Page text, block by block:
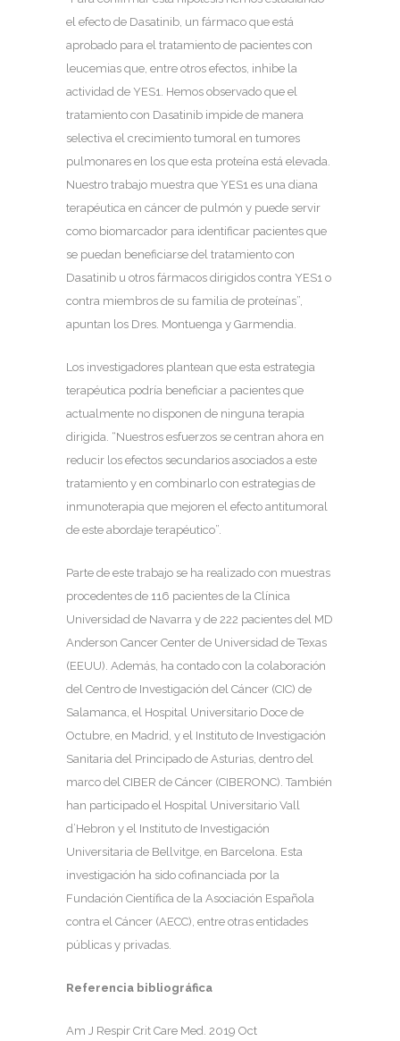
el efecto de Dasatinib, un fármaco que está
aprobado para el tratamiento de pacientes con
leucemias que, entre otros efectos, inhibe la
actividad de YES1. Hemos observado que el
tratamiento con Dasatinib impide de manera
selectiva el crecimiento tumoral en tumores
pulmonares en los que esta proteína está elevada.
Nuestro trabajo muestra que YES1 es una diana
terapéutica en cáncer de pulmón y puede servir
como biomarcador para identificar pacientes que
se puedan beneficiarse del tratamiento con
Dasatinib u otros fármacos dirigidos contra YES1 o
contra miembros de su familia de proteínas”,
apuntan los Dres. Montuenga y Garmendia.
Los investigadores plantean que esta estrategia
terapéutica podría beneficiar a pacientes que
actualmente no disponen de ninguna terapia
dirigida. “Nuestros esfuerzos se centran ahora en
reducir los efectos secundarios asociados a este
tratamiento y en combinarlo con estrategias de
inmunoterapia que mejoren el efecto antitumoral
de este abordaje terapéutico”.
Parte de este trabajo se ha realizado con muestras
procedentes de 116 pacientes de la Clínica
Universidad de Navarra y de 222 pacientes del MD
Anderson Cancer Center de Universidad de Texas
(EEUU). Además, ha contado con la colaboración
del Centro de Investigación del Cáncer (CIC) de
Salamanca, el Hospital Universitario Doce de
Octubre, en Madrid, y el Instituto de Investigación
Sanitaria del Principado de Asturias, dentro del
marco del CIBER de Cáncer (CIBERONC). También
han participado el Hospital Universitario Vall
d’Hebron y el Instituto de Investigación
Universitaria de Bellvitge, en Barcelona. Esta
investigación ha sido cofinanciada por la
Fundación Científica de la Asociación Española
contra el Cáncer (AECC), entre otras entidades
públicas y privadas.
Referencia bibliográfica
Am J Respir Crit Care Med. 2019 Oct